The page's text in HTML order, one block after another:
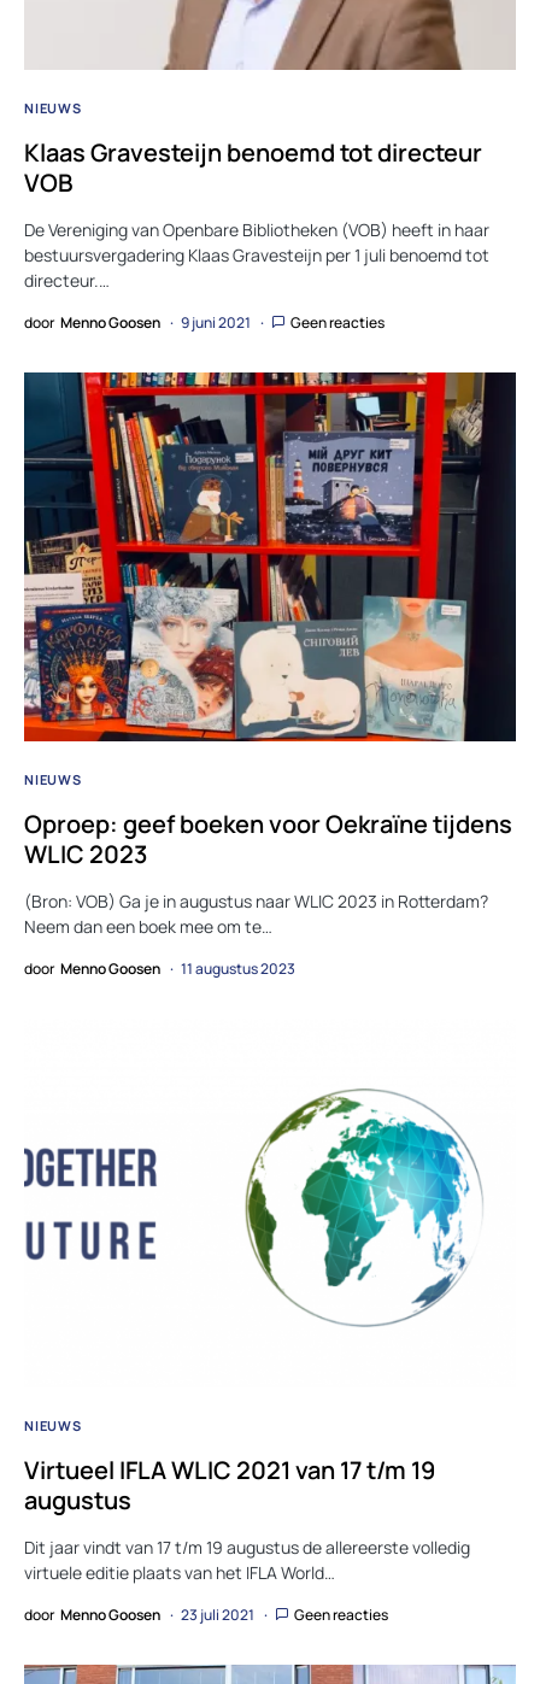
NIEUWS
Klaas Gravesteijn benoemd tot directeur
VOB
De Vereniging van Openbare Bibliotheken (VOB) heeft in haar
bestuursvergadering Klaas Gravesteijn per 1 juli benoemd tot
directeur.…
door Menno Goosen 9 juni 2021 Geen reacties
NIEUWS
Oproep: geef boeken voor Oekraïne tijdens
WLIC 2023
(Bron: VOB) Ga je in augustus naar WLIC 2023 in Rotterdam?
Neem dan een boek mee om te…
door Menno Goosen 11 augustus 2023
NIEUWS
Virtueel IFLA WLIC 2021 van 17 t/m 19
augustus
Dit jaar vindt van 17 t/m 19 augustus de allereerste volledig
virtuele editie plaats van het IFLA World…
door Menno Goosen 23 juli 2021 Geen reacties